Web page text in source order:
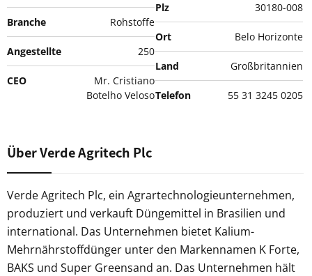
Branche Rohstoffe
Angestellte 250
CEO
Mr. Cristiano
Botelho Veloso
Plz 30180-008
Ort Belo Horizonte
Land Großbritannien
Telefon 55 31 3245 0205
Über Verde Agritech Plc
Verde Agritech Plc, ein Agrartechnologieunternehmen,
produziert und verkauft Düngemittel in Brasilien und
international. Das Unternehmen bietet Kalium-
Mehrnährstoffdünger unter den Markennamen K Forte,
BAKS und Super Greensand an. Das Unternehmen hält